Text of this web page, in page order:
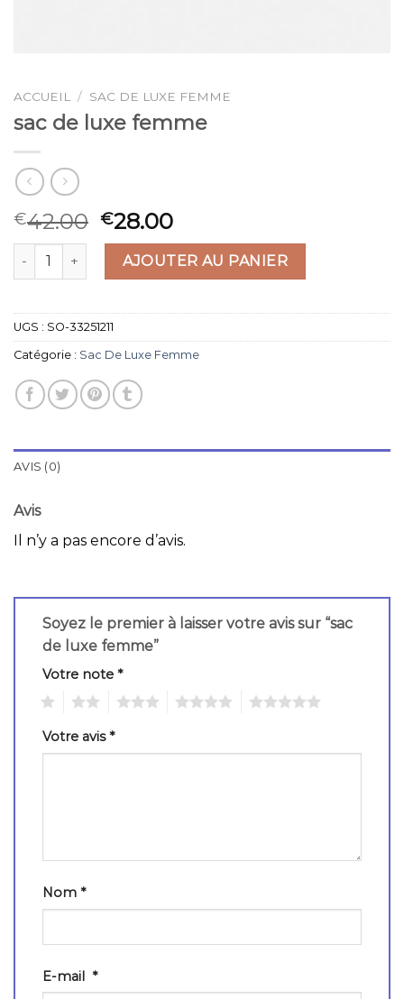
ACCUEIL / SAC DE LUXE FEMME
sac de luxe femme
€42.00 €28.00
quantité de sac de luxe femme
AJOUTER AU PANIER
UGS : SO-33251211
Catégorie : Sac De Luxe Femme
AVIS (0)
Avis
Il n’y a pas encore d’avis.
Soyez le premier à laisser votre avis sur “sac
de luxe femme”
Votre note *
Votre avis*
Nom *
E-mail *